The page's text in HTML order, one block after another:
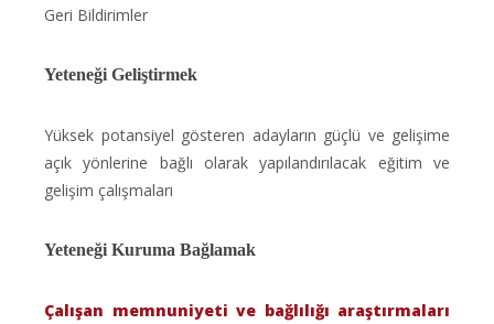
Geri Bildirimler
Yeteneği Geliştirmek
Yüksek potansiyel gösteren adayların güçlü ve gelişime
açık yönlerine bağlı olarak yapılandırılacak eğitim ve
gelişim çalışmaları
Yeteneği Kuruma Bağlamak
Çalışan memnuniyeti ve bağlılığı araştırmaları